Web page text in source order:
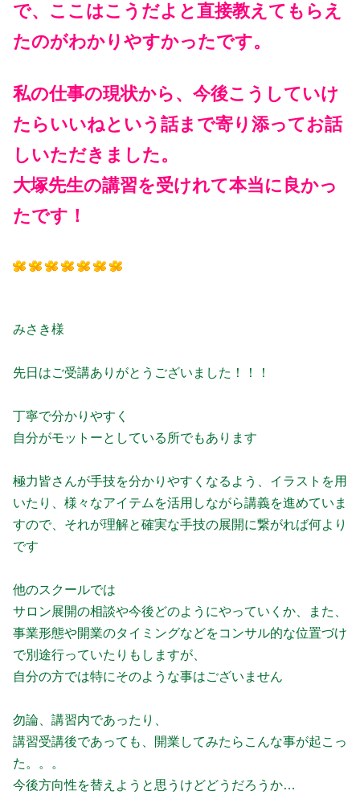
で、ここはこうだよと直接教えてもらえ
たのがわかりやすかったです。
私の仕事の現状から、今後こうしていけ
たらいいねという話まで寄り添ってお話
しいただきました。
大塚先生の講習を受けれて本当に良かっ
たです！
みさき様
先日はご受講ありがとうございました！！！
丁寧で分かりやすく
自分がモットーとしている所でもあります
極力皆さんが手技を分かりやすくなるよう、イラストを用
いたり、様々なアイテムを活用しながら講義を進めていま
すので、それが理解と確実な手技の展開に繋がれば何より
です
他のスクールでは
サロン展開の相談や今後どのようにやっていくか、また、
事業形態や開業のタイミングなどをコンサル的な位置づけ
で別途行っていたりもしますが、
自分の方では特にそのような事はございません
勿論、講習内であったり、
講習受講後であっても、開業してみたらこんな事が起こっ
た。。。
今後方向性を替えようと思うけどどうだろうか…